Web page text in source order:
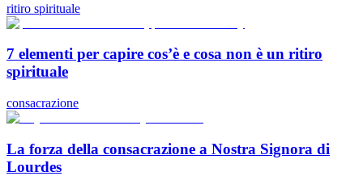
ritiro spirituale
7 elementi per capire cos’è e cosa non è un ritiro
spirituale
consacrazione
La forza della consacrazione a Nostra Signora di
Lourdes